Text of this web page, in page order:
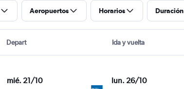
Aeropuertos Horarios Duración
Depart Ida y vuelta
mié. 21/10 lun. 26/10